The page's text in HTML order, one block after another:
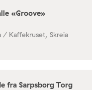
«Groove»
/ Kaffekruset, Skreia
fra Sarpsborg Torg